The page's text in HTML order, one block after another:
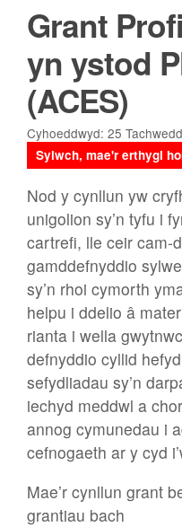
Grant
yn ystod
(ACES)
Cyhoeddwyd: 25
Sylwch, mae'r erthygl
Nod y cynllun yw
unigolion sy’n tyfu i
cartrefi, lle ceir cam-
gamddefnyddio
sy’n rhoi cymorth
helpu i ddelio â
rianta i wella
defnyddio cyllid
sefydliadau sy’n
iechyd meddwl a
annog cymunedau i
cefnogaeth ar y cyd
Mae’r cynllun grant
grantiau bach